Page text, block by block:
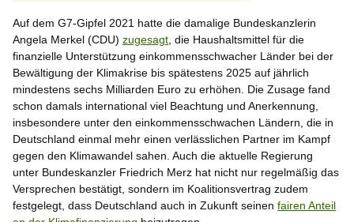
Auf dem G7-Gipfel 2021 hatte die damalige Bundeskanzlerin
Angela Merkel (CDU) zugesagt , die Haushaltsmittel für die
finanzielle Unterstützung einkommensschwacher Länder bei der
Bewältigung der Klimakrise bis spätestens 2025 auf jährlich
mindestens sechs Milliarden Euro zu erhöhen. Die Zusage fand
schon damals international viel Beachtung und Anerkennung,
insbesondere unter den einkommensschwachen Ländern, die in
Deutschland einmal mehr einen verlässlichen Partner im Kampf
gegen den Klimawandel sahen. Auch die aktuelle Regierung
unter Bundeskanzler Friedrich Merz hat nicht nur regelmäßig das
Versprechen bestätigt, sondern im Koalitionsvertrag zudem
festgelegt, dass Deutschland auch in Zukunft seinen fairen Anteil